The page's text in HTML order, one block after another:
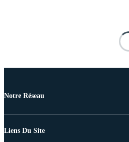
Notre Réseau
Liens Du Site